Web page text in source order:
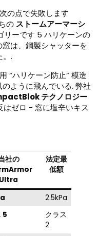
の点で失敗します
の ストームアーマーシ
ーです 5 ハリケーンの
は、鋼製シャッターを
。.
“ハリケーン防止” 模造
ように飛んでいる. 弊社
テクノロジー
ゼロ - 窓に塩辛いキス
社の
Ultra
法定最
低額
2.5kPa
5
クラス
2